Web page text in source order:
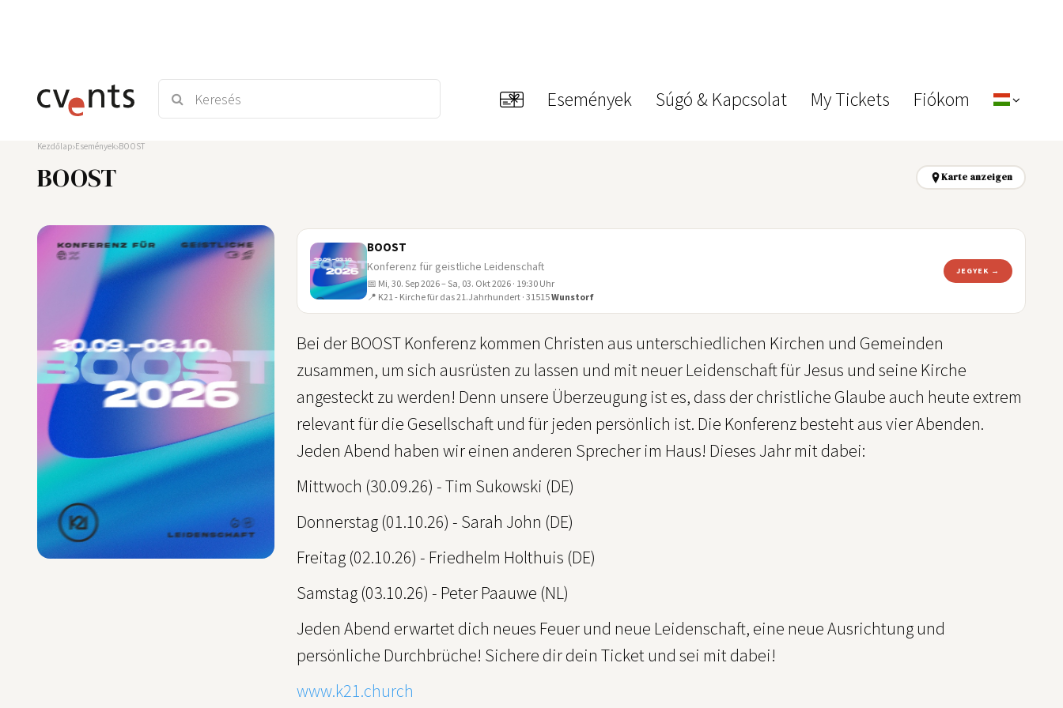
Események Súgó & Kapcsolat My Tickets Fiókom
Kezdőlap Események BOOST
BOOST Karte anzeigen
BOOST
Konferenz für geistliche Leidenschaft
📅 Mi, 30. Sep 2026 – Sa, 03. Okt 2026 · 19:30 Uhr
📍 K21 - Kirche für das 21.Jahrhundert · 31515Wunstorf
JEGYEK →
Bei der BOOST Konferenz kommen Christen aus unterschiedlichen Kirchen und Gemeinden
zusammen, um sich ausrüsten zu lassen und mit neuer Leidenschaft für Jesus und seine Kirche
angesteckt zu werden! Denn unsere Überzeugung ist es, dass der christliche Glaube auch heute extrem
relevant für die Gesellschaft und für jeden persönlich ist. Die Konferenz besteht aus vier Abenden.
Jeden Abend haben wir einen anderen Sprecher im Haus! Dieses Jahr mit dabei:
Mittwoch (30.09.26) - Tim Sukowski (DE)
Donnerstag (01.10.26) - Sarah John (DE)
Freitag (02.10.26) - Friedhelm Holthuis (DE)
Samstag (03.10.26) - Peter Paauwe (NL)
Jeden Abend erwartet dich neues Feuer und neue Leidenschaft, eine neue Ausrichtung und
persönliche Durchbrüche! Sichere dir dein Ticket und sei mit dabei!
www.k21.church